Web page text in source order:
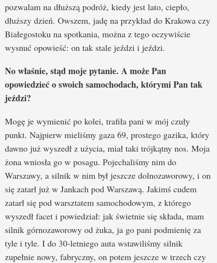
pozwalam na dłuższą podróż, kiedy jest lato, ciepło,
dłuższy dzień. Owszem, jadę na przykład do Krakowa czy
Białegostoku na spotkania, można z tego oczywiście
wysnuć opowieść: on tak stale jeździ i jeździ.
No właśnie, stąd moje pytanie. A może Pan
opowiedzieć o swoich samochodach, którymi Pan tak
jeździ?
Mogę je wymienić po kolei, trafiła pani w mój czuły
punkt. Najpierw mieliśmy gaza 69, prostego gazika, który
dawno już wyszedł z użycia, miał taki trójkątny nos. Moja
żona wniosła go w posagu. Pojechaliśmy nim do
Warszawy, a silnik w nim był jeszcze dolnozaworowy, i on
się zatarł już w Jankach pod Warszawą. Jakimś cudem
zatarł się pod warsztatem samochodowym, z którego
wyszedł facet i powiedział: jak świetnie się składa, mam
silnik górnozaworowy od żuka, ja go pani podmienię za
tyle i tyle. I do 30-letniego auta wstawiliśmy silnik
zupełnie nowy, fabryczny, on potem jeszcze w trzech czy